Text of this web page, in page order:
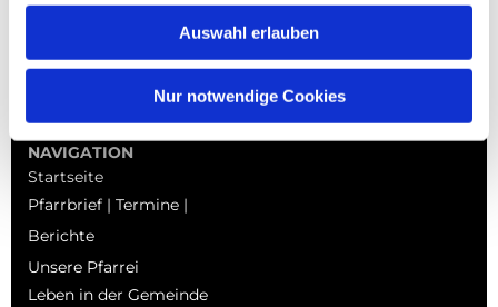
Auswahl erlauben
Nur notwendige Cookies
NAVIGATION
Startseite
Pfarrbrief | Termine |
Berichte
Unsere Pfarrei
Leben in der Gemeinde